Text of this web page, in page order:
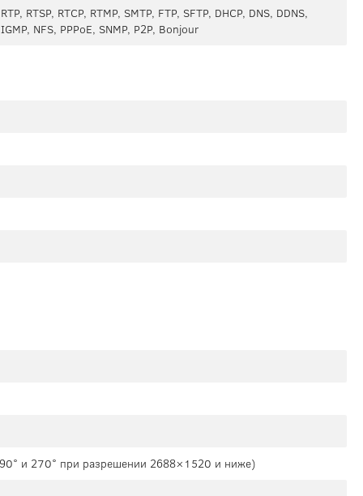
RTSP, RTCP, RTMP, SMTP, FTP, SFTP, DHCP, DNS, DDNS,
NFS, PPPoE, SNMP, P2P, Bonjour
и 270° при разрешении 2688×1520 и ниже)